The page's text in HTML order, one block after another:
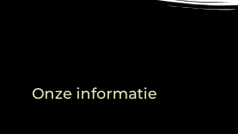
Onze informatie